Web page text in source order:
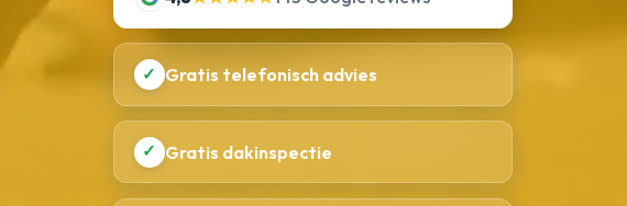
✓ Gratis telefonisch advies
✓ Gratis dakinspectie